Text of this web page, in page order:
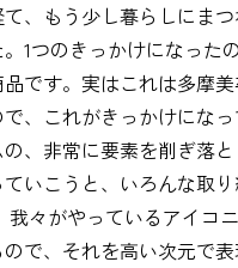
、もう少し暮らしにま
1つのきっかけになった
です。実はこれは多摩美
、これがきっかけにな
、非常に要素を削ぎ落
いこうと、いろんな取
我々がやっているアイコ
で、それを高い次元で